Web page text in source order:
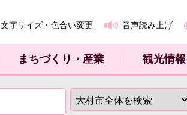
文字サイズ・色合い変更 音声読み上げ
まちづくり・産業 観光情報